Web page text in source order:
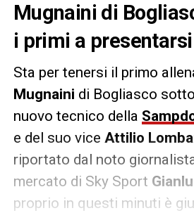
Mugnaini di
i primi a presentarsi
Sta per tenersi il primo
Mugnaini di Bogliasco
nuovo tecnico della
e del suo vice Attilio
riportato dal noto
mercato di Sky Sport
proprio in questi minuti è